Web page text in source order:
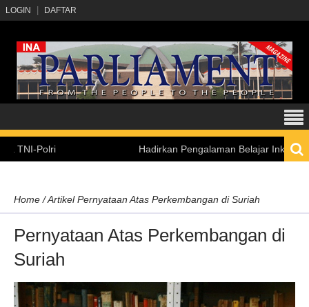
LOGIN DAFTAR
Hadirkan Pengalaman Belajar Inklusif,
Home /Artikel Pernyataan Atas Perkembangan di Suriah
Pernyataan Atas Perkembangan di
Suriah